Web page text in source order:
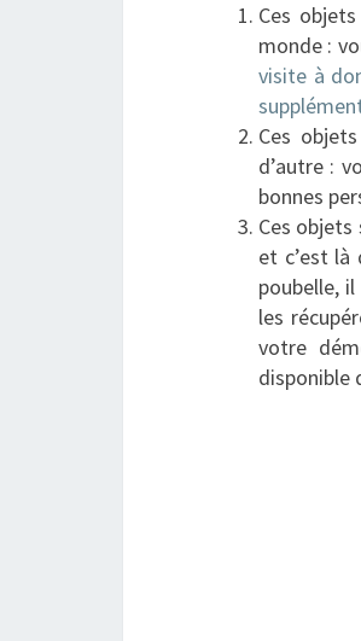
Ces
monde :
visite à
Ces
d’autre :
bonnes
Ces
et c’est là
poubelle,
les
votre
disponible